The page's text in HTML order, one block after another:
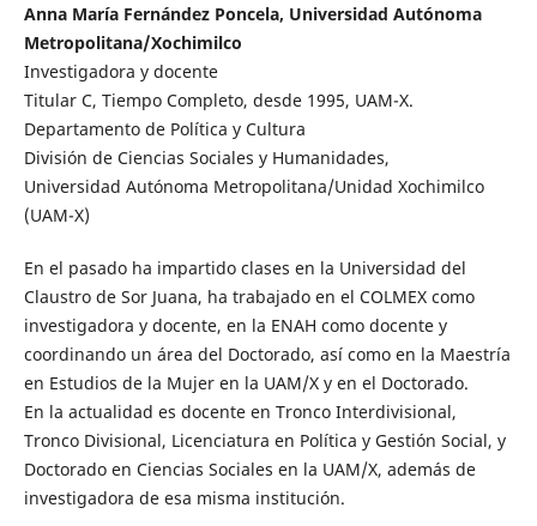
Anna María Fernández Poncela, Universidad Autónoma
Metropolitana/Xochimilco
Investigadora y docente
Titular C, Tiempo Completo, desde 1995, UAM-X.
Departamento de Política y Cultura
División de Ciencias Sociales y Humanidades,
Universidad Autónoma Metropolitana/Unidad Xochimilco
(UAM-X)
En el pasado ha impartido clases en la Universidad del
Claustro de Sor Juana, ha trabajado en el COLMEX como
investigadora y docente, en la ENAH como docente y
coordinando un área del Doctorado, así como en la Maestría
en Estudios de la Mujer en la UAM/X y en el Doctorado.
En la actualidad es docente en Tronco Interdivisional,
Tronco Divisional, Licenciatura en Política y Gestión Social, y
Doctorado en Ciencias Sociales en la UAM/X, además de
investigadora de esa misma institución.